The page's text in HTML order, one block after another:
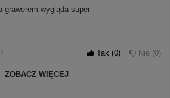
grawerem wygląda super
Tak 0 Nie 0
ZOBACZ WIĘCEJ